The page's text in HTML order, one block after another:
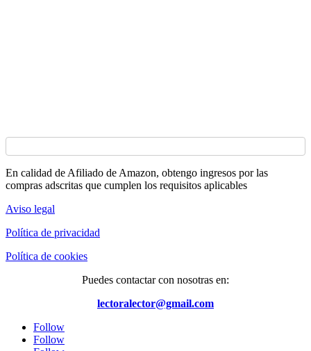
En calidad de Afiliado de Amazon, obtengo ingresos por las
compras adscritas que cumplen los requisitos aplicables
Aviso legal
Política de privacidad
Política de cookies
Puedes contactar con nosotras en:
lectoralector@gmail.com
Follow
Follow